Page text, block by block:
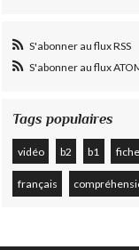
S'abonner au flux RSS
S'abonner au flux
Tags populaires
vidéo b2 b1 fiche
français